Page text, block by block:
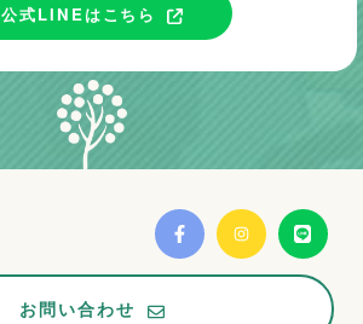
公式LINEはこちら
お問い合わせ